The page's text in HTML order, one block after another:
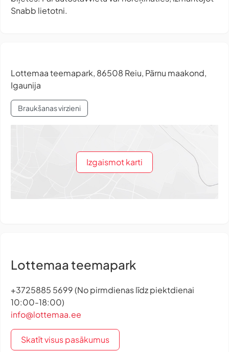
Snabb lietotni.
Lottemaa teemapark, 86508 Reiu, Pärnu maakond,
Igaunija
Braukšanas virzieni
Izgaismot karti
Lottemaa teemapark
+3725885 5699 (No pirmdienas līdz piektdienai
10:00-18:00)
info@lottemaa.ee
Skatīt visus pasākumus